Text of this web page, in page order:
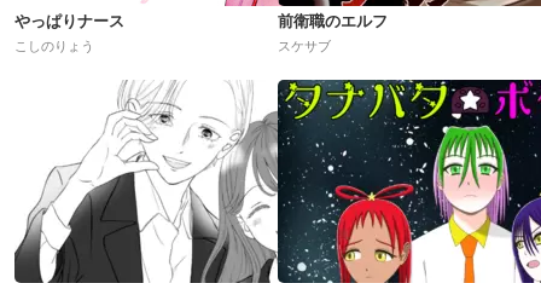
やっぱりナース
こしのりょう
前衛職のエルフ
スケサブ